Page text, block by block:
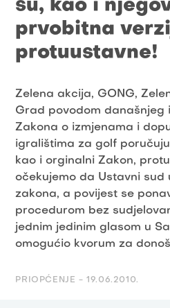
su, kao i
prvobitna
protuustavne!
Zelena akcija, GONG,
Grad povodom današnjeg
Zakona o izmjenama i
igralištima za golf
kao i orginalni Zakon,
očekujemo da Ustavni sud
zakona, a povijest se
procedurom bez
jednim jedinim glasom u
omogućio kvorum za
PRIOPĆENJE -19.06.2010.